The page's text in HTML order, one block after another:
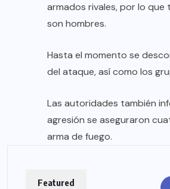
armados rivales, por lo que
son hombres.
Hasta el momento se
del ataque, así como los
Las autoridades también
agresión se aseguraron
arma de fuego.
Featured